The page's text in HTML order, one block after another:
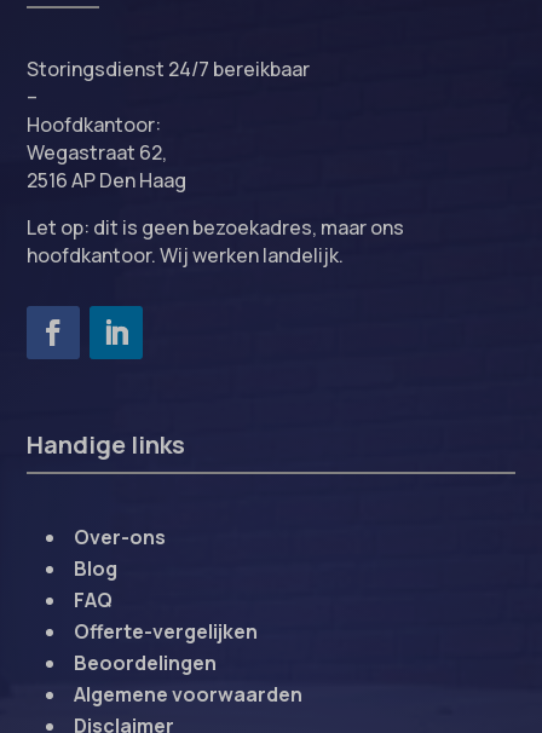
Storingsdienst 24/7 bereikbaar
–
Hoofdkantoor:
Wegastraat 62,
2516 AP Den Haag
Let op: dit is geen bezoekadres, maar ons
hoofdkantoor. Wij werken landelijk.
Handige links
Over-ons
Blog
FAQ
Offerte-vergelijken
Beoordelingen
Algemene voorwaarden
Disclaimer